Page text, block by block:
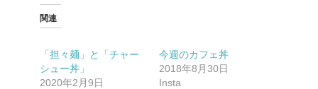
関連
「担々麺」と「チャー
シュー丼」
2020年2月9日
今週のカフェ丼
2018年8月30日
Insta